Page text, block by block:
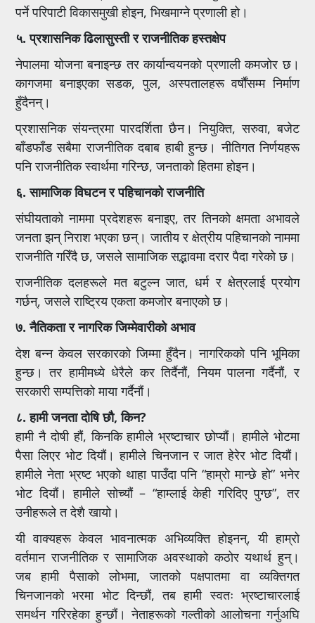
पर्ने परिपाटी विकासमुखी होइन, भिखमाग्ने प्रणाली हो।
५. प्रशासनिक ढिलासुस्ती र राजनीतिक हस्तक्षेप
नेपालमा योजना बनाइन्छ तर कार्यान्वयनको प्रणाली कमजोर छ।
कागजमा बनाइएका सडक, पुल, अस्पतालहरू वर्षौंसम्म निर्माण
हुँदैनन्।
प्रशासनिक संयन्त्रमा पारदर्शिता छैन। नियुक्ति, सरुवा, बजेट
बाँडफाँड सबैमा राजनीतिक दबाब हाबी हुन्छ। नीतिगत निर्णयहरू
पनि राजनीतिक स्वार्थमा गरिन्छ, जनताको हितमा होइन।
६. सामाजिक विघटन र पहिचानको राजनीति
संघीयताको नाममा प्रदेशहरू बनाइए, तर तिनको क्षमता अभावले
जनता झन् निराश भएका छन्। जातीय र क्षेत्रीय पहिचानको नाममा
राजनीति गरिँदै छ, जसले सामाजिक सद्भावमा दरार पैदा गरेको छ।
राजनीतिक दलहरूले मत बटुल्न जात, धर्म र क्षेत्रलाई प्रयोग
गर्छन्, जसले राष्ट्रिय एकता कमजोर बनाएको छ।
७. नैतिकता र नागरिक जिम्मेवारीको अभाव
देश बन्न केवल सरकारको जिम्मा हुँदैन। नागरिकको पनि भूमिका
हुन्छ। तर हामीमध्ये धेरैले कर तिर्दैनौं, नियम पालना गर्दैनौं, र
सरकारी सम्पत्तिको माया गर्दैनौं।
८. हामी जनता दोषि छौ, किन?
हामी नै दोषी हौं, किनकि हामीले भ्रष्टाचार छोप्यौं। हामीले भोटमा
पैसा लिएर भोट दियौं। हामीले चिनजान र जात हेरेर भोट दियौं।
हामीले नेता भ्रष्ट भएको थाहा पाउँदा पनि “हाम्रो मान्छे हो” भनेर
भोट दियौं। हामीले सोच्यौं – “हाम्लाई केही गरिदिए पुग्छ”, तर
उनीहरूले त देशै खायो।
यी वाक्यहरू केवल भावनात्मक अभिव्यक्ति होइनन्, यी हाम्रो
वर्तमान राजनीतिक र सामाजिक अवस्थाको कठोर यथार्थ हुन्।
जब हामी पैसाको लोभमा, जातको पक्षपातमा वा व्यक्तिगत
चिनजानको भरमा भोट दिन्छौं, तब हामी स्वतः भ्रष्टाचारलाई
समर्थन गरिरहेका हुन्छौं। नेताहरूको गल्तीको आलोचना गर्नुअघि